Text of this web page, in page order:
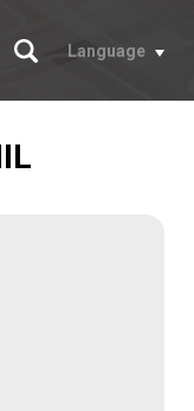
Szukaj
Language